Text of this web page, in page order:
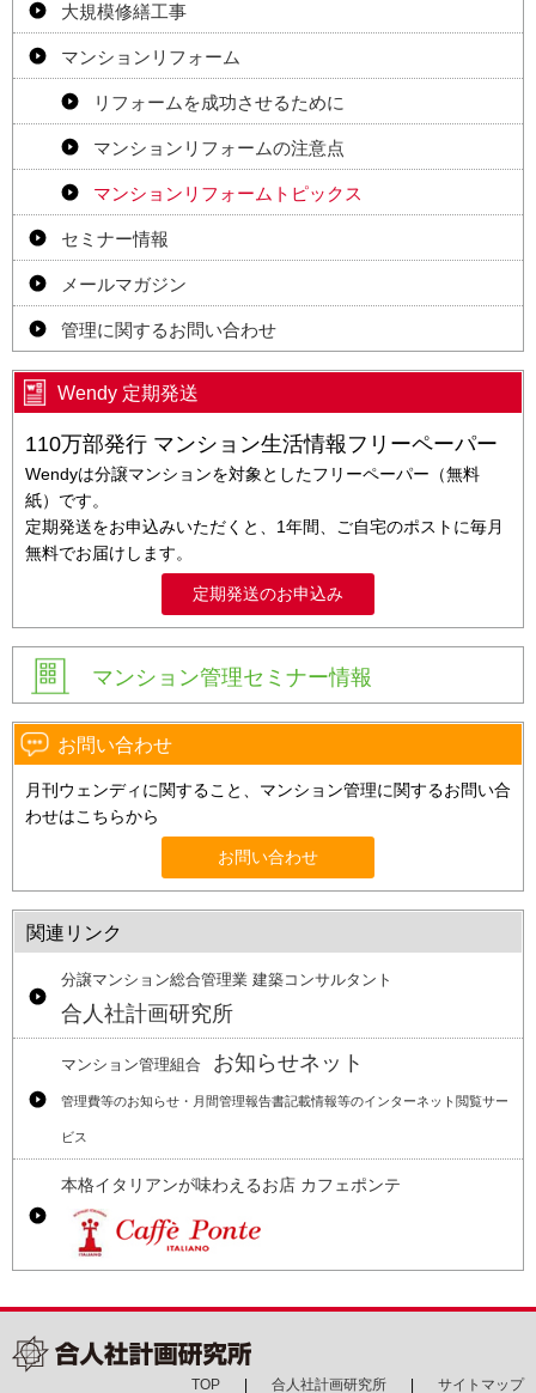
大規模修繕工事
マンションリフォーム
リフォームを成功させるために
マンションリフォームの注意点
マンションリフォームトピックス
セミナー情報
メールマガジン
管理に関するお問い合わせ
Wendy 定期発送
110万部発行 マンション生活情報フリーペーパー
Wendyは分譲マンションを対象としたフリーペーパー（無料
紙）です。
定期発送をお申込みいただくと、1年間、ご自宅のポストに毎月
無料でお届けします。
定期発送のお申込み
マンション管理セミナー情報
お問い合わせ
月刊ウェンディに関すること、マンション管理に関するお問い合
わせはこちらから
お問い合わせ
関連リンク
分譲マンション総合管理業 建築コンサルタント
合人社計画研究所
マンション管理組合 お知らせネット
管理費等のお知らせ・月間管理報告書記載情報等のインターネット閲覧サー
ビス
本格イタリアンが味わえるお店 カフェポンテ
TOP 合人社計画研究所 サイトマップ